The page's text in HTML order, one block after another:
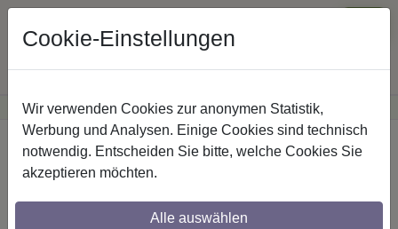
Günstige Versandkosteninnerhalb Österreichs· Sichere Zahlung
Startseite
IL-Stilg. 20 mm 1-lfg. Prestige Elanto 260
cm Weiß/Edelst.-O.
Cookie-Einstellungen
Wir verwenden Cookies zur anonymen Statistik,
Werbung und Analysen. Einige Cookies sind technisch
notwendig. Entscheiden Sie bitte, welche Cookies Sie
akzeptieren möchten.
Alle auswählen